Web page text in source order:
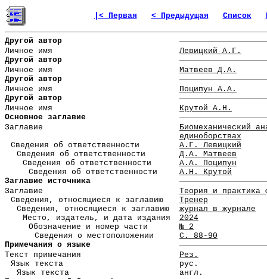
|< Первая < Предыдущая Список
Другой автор
Личное имя
Левицкий А.Г.
Другой автор
Личное имя
Матвеев Д.А.
Другой автор
Личное имя
Поципун А.А.
Другой автор
Личное имя
Крутой А.Н.
Основное заглавие
Заглавие
Биомеханический
единоборствах
Сведения об ответственности
А.Г. Левицкий
Сведения об ответственности
Д.А. Матвеев
Сведения об ответственности
А.А. Поципун
Сведения об ответственности
А.Н. Крутой
Заглавие источника
Заглавие
Теория и практика
Сведения, относящиеся к заглавию
Тренер
Сведения, относящиеся к заглавию
журнал в журнале
Место, издатель, и дата издания
2024
Обозначение и номер части
№ 2
Сведения о местоположении
С. 88-90
Примечания о языке
Текст примечания
Рез.
Язык текста
рус.
Язык текста
англ.